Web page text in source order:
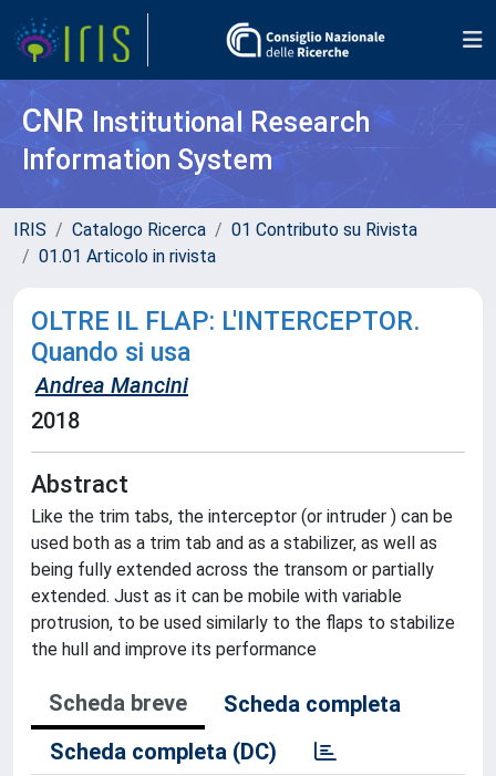
CNR Institutional Research
Information System
IRIS Catalogo Ricerca
01 Contributo su Rivista
01.01 Articolo in rivista
OLTRE IL FLAP: L'INTERCEPTOR.
Quando si usa
Andrea Mancini
2018
Abstract
Like the trim tabs, the interceptor (or intruder ) can be
used both as a trim tab and as a stabilizer, as well as
being fully extended across the transom or partially
extended. Just as it can be mobile with variable
protrusion, to be used similarly to the flaps to stabilize
the hull and improve its performance
Scheda breve
Scheda completa
Scheda completa (DC)